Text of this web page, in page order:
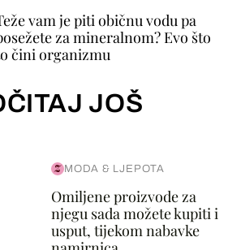
vam je piti običnu vodu pa
za mineralnom? Evo što
čini organizmu
JOŠ
MODA & LJEPOTA
Omiljene proizvode za
njegu sada možete kupiti i
usput, tijekom nabavke